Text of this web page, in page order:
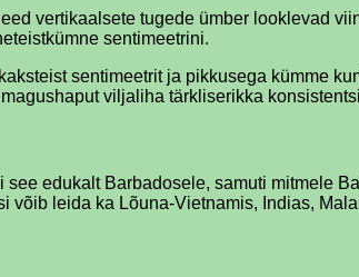
vertikaalsete tugede ümber looklevad
sentimeetrini.
sentimeetrit ja pikkusega kümme
viljaliha tärkliserikka
edukalt Barbadosele, samuti mitmele
leida ka Lõuna-Vietnamis, Indias,